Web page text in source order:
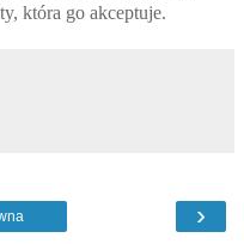
która go akceptuje.
›